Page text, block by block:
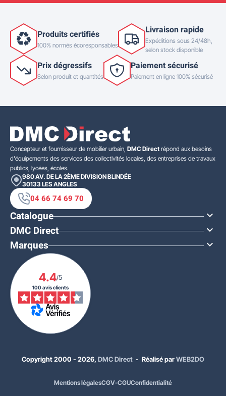
Produits certifiés
100% normés écoresponsables
Livraison rapide
Expéditions sous 24/48h,
selon stock disponible
Prix dégressifs
Selon produit et quantités
Paiement sécurisé
Paiement en ligne 100% sécurisé
Concepteur et fournisseur de mobilier urbain, DMC Direct répond aux besoins
d'équipements des services des collectivités locales, des entreprises de travaux
publics, lycées, écoles.
980 AV. DE LA 2ÈME DIVISION BLINDÉE
30133 LES ANGLES
04 66 74 69 70
Catalogue 
DMC Direct 
Marques 
4.4/5
100 avis clients
Copyright 2000 - 2026, DMC Direct - Réalisé parWEB2DO
Mentions légalesCGV-CGUConfidentialité